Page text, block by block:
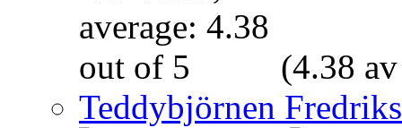
(4.38
Teddybjörnen